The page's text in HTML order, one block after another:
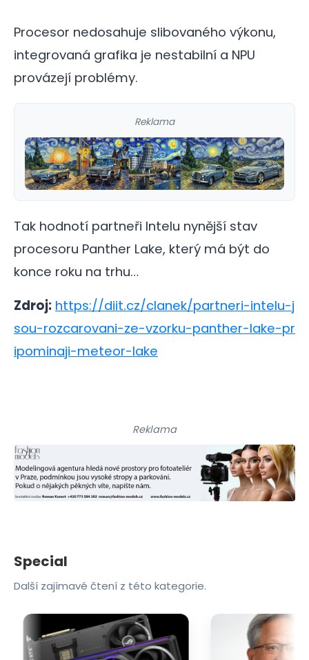
Procesor nedosahuje slibovaného výkonu,
integrovaná grafika je nestabilní a NPU
provázejí problémy.
Reklama
Tak hodnotí partneři Intelu nynější stav
procesoru Panther Lake, který má být do
konce roku na trhu…
Zdroj: https://diit.cz/clanek/partneri-intelu-j
sou-rozcarovani-ze-vzorku-panther-lake-pr
ipominaji-meteor-lake
Reklama
Special
Další zajímavé čtení z této kategorie.